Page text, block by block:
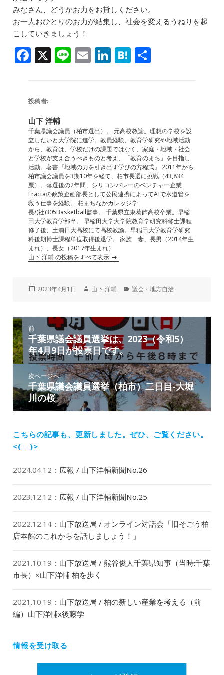
b
o
o
k
dI
n
a
みなさん、どうかお力をお貸しください。
お一人おひとりのお力が結集し、社会を変えるうねりを起
こしていきましょう！
F
e
b
o
o
k
X Li E Li
n
H
投稿者:
山下 洋輔
千葉県議会議員（柏市選出）。 元高校教諭。理想の学校を設
立したいと大学院に進学。教員経験、教育学研究や地域活動
から、教育は、学校だけの課題ではなく、家庭・地域・社会
と学校が支え合うべきものと考え、「教育のまち」を目指し
活動。著書『地域の力を引き出す学びの方程式』 2011年から
柏市議会議員を3期10年を経て、柏市長選に挑戦（43,834
票）。落選後の2年間、シリコンバレーのベンチャー企業
Fractaの政策企画部長として公民連携によってAIで水道管を
救う仕事を経験。 柏まちなかカレッジ学
長/(社)305Basketball監事。 千葉県立東葛飾高校卒業。早稲
田大学教育学部卒。 早稲田大学大学院教育学研究科修士課程
修了後、土浦日大高校にて高校教諭。早稲田大学教育学研究
科後期博士課程単位取得後退学。 家族 妻、長男（2014年生
まれ）、長女（2017年生まれ）
山下 洋輔 の投稿をすべて表示
投
2023年4月1日
作
山下 洋輔
カ
リ
ー
議会・地方自治
投
稿
ナ
ビ
シ
ョ
前
前
の
投
稿:
千葉県議会議員選挙は、2023（令和5）
年4月9日が投票日です。
次ページへ
次
の
投
千葉県議会議員選挙（柏市）二日目-大堀
川の桜
こちらの記事も、更新しました。ぜひ、ご覧ください。
<(_ _)>
2024.04.12 ： 広報 / 山下洋輔新聞No.26
2023.12.12 ： 広報 / 山下洋輔新聞No.25
2022.12.14 ： 山下放送局 / オンライン対話会「旧そごう柏
店本館のこれからを話しましょう！」
2021.10.19 ： 山下放送局 / 熊谷俊人千葉県知事（当時:千葉
市長）×山下洋輔 柏を歩く
2021.10.19 ： 山下放送局 / 柏の新しい産業を考える（前
編）山下洋輔x後藤学
情報を受け取る